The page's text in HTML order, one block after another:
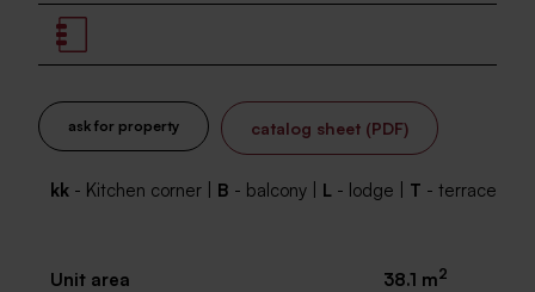
ask for property catalog sheet (PDF)
kk - Kitchen corner | B - balcony | L - lodge | T - terrace
Unit area 38.1 m2